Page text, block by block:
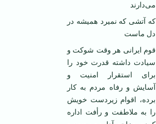
می‌دارند
که آتشی که نمیرد همیشه در
دل ماست
قوم ایرانی هر وقت شوکت و
سیادت داشته قدرت خود را
برای استقرار امنیت و
آسایش و رفاه مردم به کار
برده، اقوام زیردست خویش
را به ملاطفت و رأفت اداره